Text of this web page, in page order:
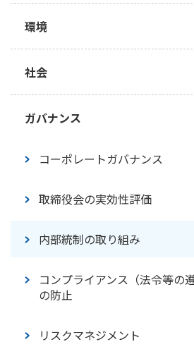
マテリアリティ（重要課題）
環境
基本的な考え方
社会
人権
人的資本経営
企業風土改革・キャリア形成支
人材確保・人材育成
ダイバーシティ・柔軟な働き
ガバナンス
コーポレートガバナンス
取締役会の実効性評価
内部統制の取り組み
コンプライアンス（法令等の
の防止
リスクマネジメント